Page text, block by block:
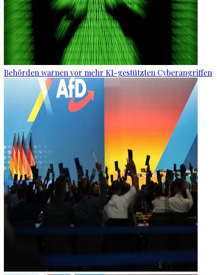
Behörden warnen vor mehr KI-gestützten Cyberangriffen